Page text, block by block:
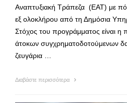
Αναπτυξιακή Τράπεζα (ΕΑΤ) με
εξ ολοκλήρου από τη Δημόσια
Στόχος του προγράμματος είναι
άτοκων συγχρηματοδοτούμενων
ζευγάρια …
Διαβάστε περισσότερα